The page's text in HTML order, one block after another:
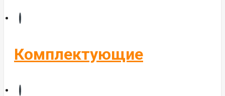
Комплектующие